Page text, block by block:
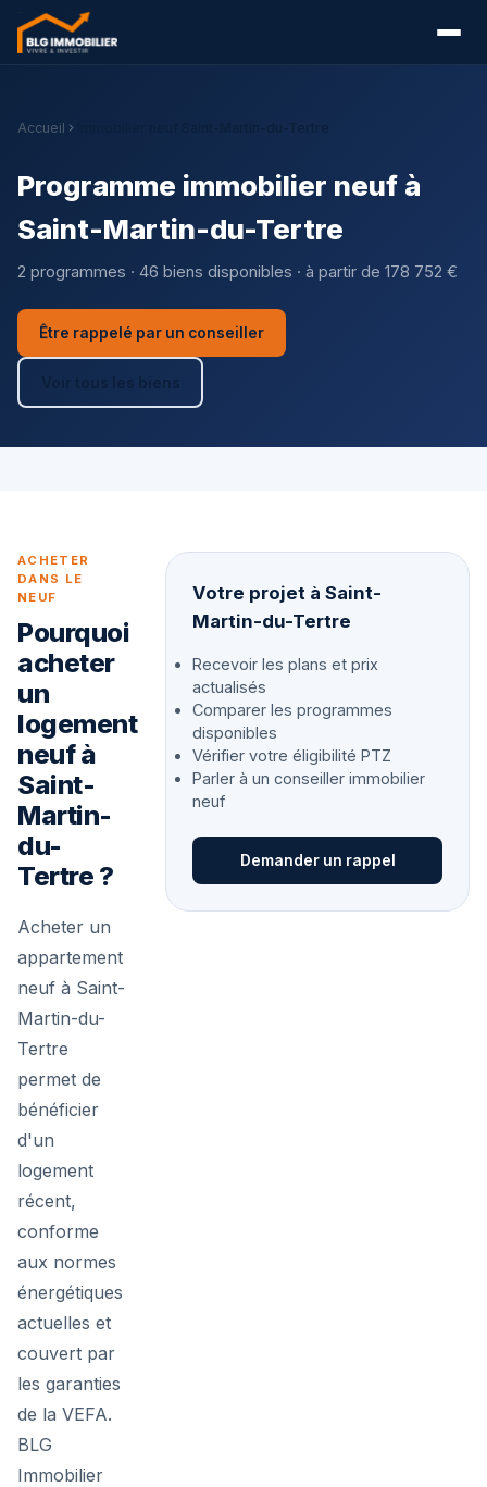
Accueil
Programme immobilier neuf à
Saint-Martin-du-Tertre
2 programmes · 46 biens disponibles · à partir de 178 752 €
Être rappelé par un conseiller
Voir tous les biens
ACHETER
DANS LE
NEUF
Pourquoi
acheter
un
logement
neuf à
Saint-
Martin-
du-
Tertre ?
Acheter un
appartement
neuf à Saint-
Martin-du-
Tertre
permet de
bénéficier
d'un
logement
récent,
conforme
aux normes
énergétiques
actuelles et
couvert par
les garanties
de la VEFA.
BLG
Immobilier
Votre projet à Saint-
Martin-du-Tertre
Recevoir les plans et prix
actualisés
Comparer les programmes
disponibles
Vérifier votre éligibilité PTZ
Parler à un conseiller immobilier
neuf
Demander un rappel